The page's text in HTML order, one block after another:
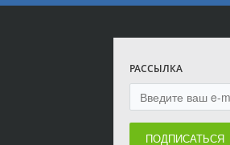
РАССЫЛКА
ПОДПИСАТЬСЯ